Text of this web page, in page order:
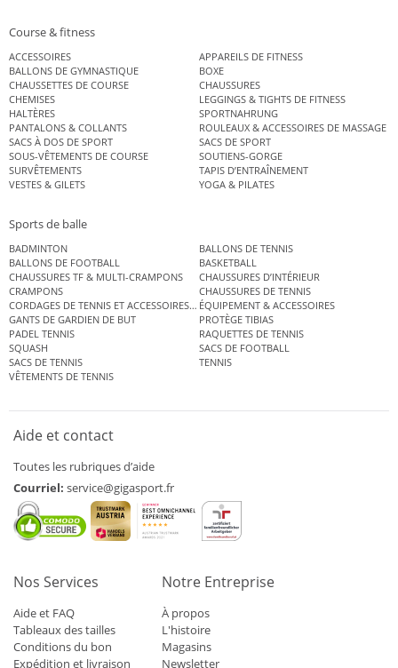
Course & fitness
ACCESSOIRES
APPAREILS DE FITNESS
BALLONS DE GYMNASTIQUE
BOXE
CHAUSSETTES DE COURSE
CHAUSSURES
CHEMISES
LEGGINGS & TIGHTS DE FITNESS
HALTÈRES
SPORTNAHRUNG
PANTALONS & COLLANTS
ROULEAUX & ACCESSOIRES DE MASSAGE
SACS À DOS DE SPORT
SACS DE SPORT
SOUS-VÊTEMENTS DE COURSE
SOUTIENS-GORGE
SURVÊTEMENTS
TAPIS D’ENTRAÎNEMENT
VESTES & GILETS
YOGA & PILATES
Sports de balle
BADMINTON
BALLONS DE TENNIS
BALLONS DE FOOTBALL
BASKETBALL
CHAUSSURES TF & MULTI-CRAMPONS
CHAUSSURES D’INTÉRIEUR
CRAMPONS
CHAUSSURES DE TENNIS
CORDAGES DE TENNIS ET ACCESSOIRES DE TENNISÉQUIPEMENT & ACCESSOIRES
GANTS DE GARDIEN DE BUT
PROTÈGE TIBIAS
PADEL TENNIS
RAQUETTES DE TENNIS
SQUASH
SACS DE FOOTBALL
SACS DE TENNIS
TENNIS
VÊTEMENTS DE TENNIS
Aide et contact
Toutes les rubriques d’aide
Courriel: service@gigasport.fr
Nos Services
Aide et FAQ
Tableaux des tailles
Conditions du bon
Expédition et livraison
Notre Entreprise
À propos
L'histoire
Magasins
Newsletter